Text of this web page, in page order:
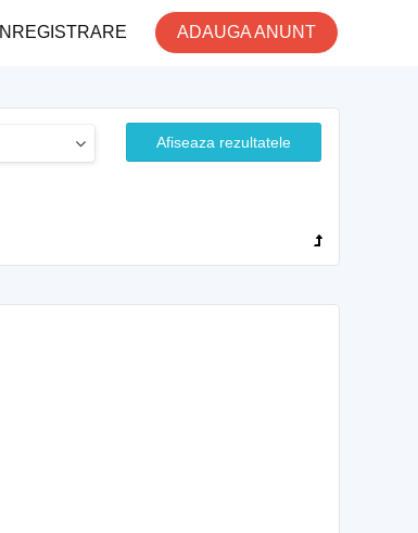
ADAUGA ANUNT
INREGISTRARE
Afiseaza rezultatele